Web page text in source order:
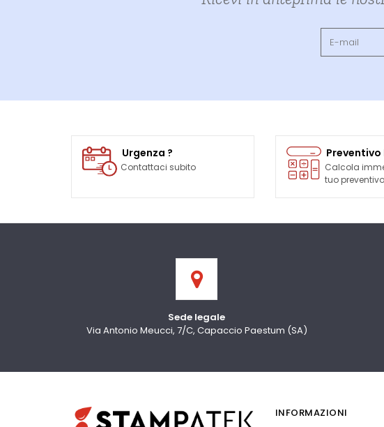
Urgenza ?
Contattaci subito
Calcola
tuo preventivo
Sede legale
Via Antonio Meucci, 7/C, Capaccio Paestum (SA)
INFORMAZIONI